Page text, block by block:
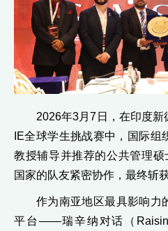
2026年3月7日，在印度
IE全球学生挑战赛中，国际
教授辅导并推荐的公共管理
国家的队友紧密协作，最终斩
作为南亚地区最具影响力
平台——瑞辛纳对话（